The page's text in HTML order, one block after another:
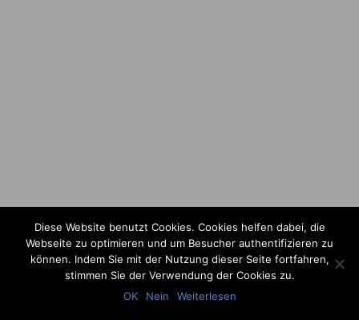
Callenfeldt I Fiedler. All rights reserved.
Diese Website benutzt Cookies. Cookies helfen dabei, die
Webseite zu optimieren und um Besucher authentifizieren zu
können. Indem Sie mit der Nutzung dieser Seite fortfahren,
stimmen Sie der Verwendung der Cookies zu.
OK
Nein Weiterlesen